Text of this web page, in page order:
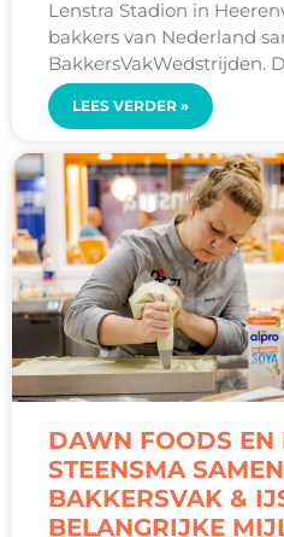
Lenstra Stadion in
bakkers van Nederland
BakkersVakWedstrijden.
LEES VERDER »
DAWN FOODS EN
STEENSMA
BAKKERSVAK &
BELANGRIJKE